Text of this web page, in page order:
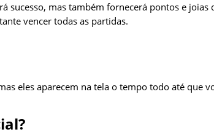
sucesso, mas também fornecerá pontos e joias
vencer todas as partidas.
eles aparecem na tela o tempo todo até que